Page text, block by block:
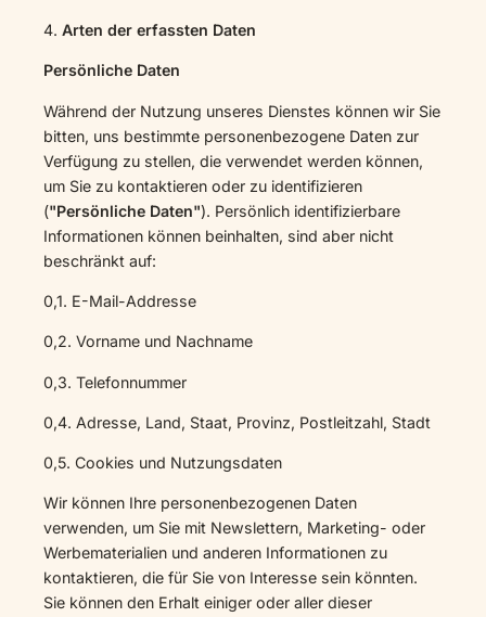
4. Arten der erfassten Daten
Persönliche Daten
Während der Nutzung unseres Dienstes können wir Sie
bitten, uns bestimmte personenbezogene Daten zur
Verfügung zu stellen, die verwendet werden können,
um Sie zu kontaktieren oder zu identifizieren
("Persönliche Daten"). Persönlich identifizierbare
Informationen können beinhalten, sind aber nicht
beschränkt auf:
0,1. E-Mail-Addresse
0,2. Vorname und Nachname
0,3. Telefonnummer
0,4. Adresse, Land, Staat, Provinz, Postleitzahl, Stadt
0,5. Cookies und Nutzungsdaten
Wir können Ihre personenbezogenen Daten
verwenden, um Sie mit Newslettern, Marketing- oder
Werbematerialien und anderen Informationen zu
kontaktieren, die für Sie von Interesse sein könnten.
Sie können den Erhalt einiger oder aller dieser